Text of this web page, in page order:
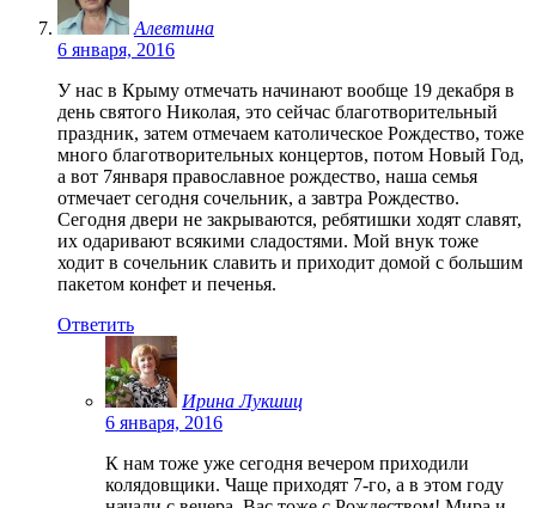
Алевтина
6 января, 2016
У нас в Крыму отмечать начинают вообще 19 декабря в
день святого Николая, это сейчас благотворительный
праздник, затем отмечаем католическое Рождество, тоже
много благотворительных концертов, потом Новый Год,
а вот 7января православное рождество, наша семья
отмечает сегодня сочельник, а завтра Рождество.
Сегодня двери не закрываются, ребятишки ходят славят,
их одаривают всякими сладостями. Мой внук тоже
ходит в сочельник славить и приходит домой с большим
пакетом конфет и печенья.
Ответить
Ирина Лукшиц
6 января, 2016
К нам тоже уже сегодня вечером приходили
колядовщики. Чаще приходят 7-го, а в этом году